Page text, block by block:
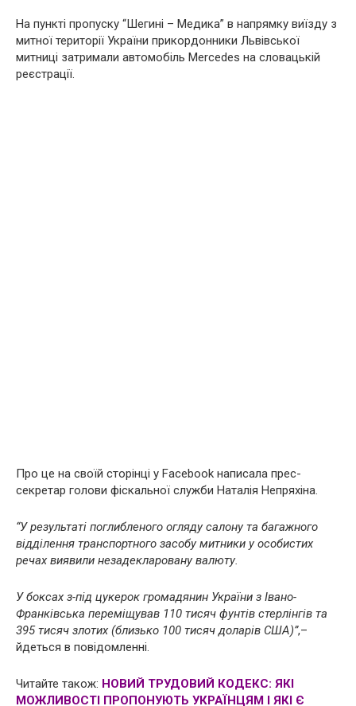
На пункті пропуску “Шегині – Медика” в напрямку виїзду з
митної території України прикордонники Львівської
митниці затримали автомобіль Mercedes на словацькій
реєстрації.
Про це на своїй сторінці у Facebook написала прес-
секретар голови фіскальної служби Наталія Непряхіна.
“У результаті поглибленого огляду салону та багажного
відділення транспортного засобу митники у особистих
речах виявили незадекларовану валюту.
У боксах з-під цукерок громадянин України з Івано-
Франківська переміщував 110 тисяч фунтів стерлінгів та
395 тисяч злотих (близько 100 тисяч доларів США)”,–
йдеться в повідомленні.
Читайте також: НОВИЙ ТРУДОВИЙ КОДЕКС: ЯКІ
МОЖЛИВОСТІ ПРОПОНУЮТЬ УКРАЇНЦЯМ І ЯКІ Є